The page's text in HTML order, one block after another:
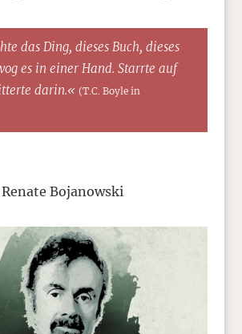
das Ding, dieses Buch, dieses
es in einer Hand. Starrte auf
darin.« (T.C. Boyle in
Renate Bojanowski